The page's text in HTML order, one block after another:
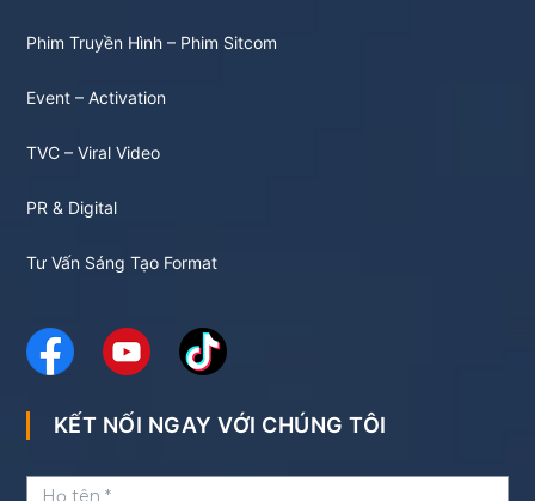
Phim Truyền Hình – Phim Sitcom
Event – Activation
TVC – Viral Video
PR & Digital
Tư Vấn Sáng Tạo Format
KẾT NỐI NGAY VỚI CHÚNG TÔI